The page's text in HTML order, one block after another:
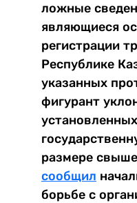
ложные
являющиеся
регистрации
Республике
указанных
фигурант
размере
сообщил
борьбе с